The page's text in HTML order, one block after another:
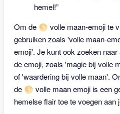
hemel!”
Om de 🌕 volle maan-emoji te
gebruiken zoals 'volle maan-
emoji'. Je kunt ook zoeken
de emoji, zoals 'magie bij volle
of 'waardering bij volle maan'.
de 🌕 volle maan emoji is een
hemelse flair toe te voegen aan